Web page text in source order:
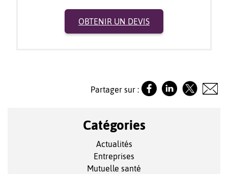
OBTENIR UN DEVIS
Partager sur :
Catégories
Actualités
Entreprises
Mutuelle santé